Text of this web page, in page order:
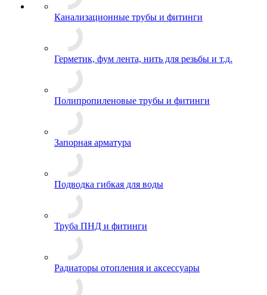
Канализационные трубы и фитинги
Герметик, фум лента, нить для резьбы и т.д.
Полипропиленовые трубы и фитинги
Запорная арматура
Подводка гибкая для воды
Труба ПНД и фитинги
Радиаторы отопления и аксессуары